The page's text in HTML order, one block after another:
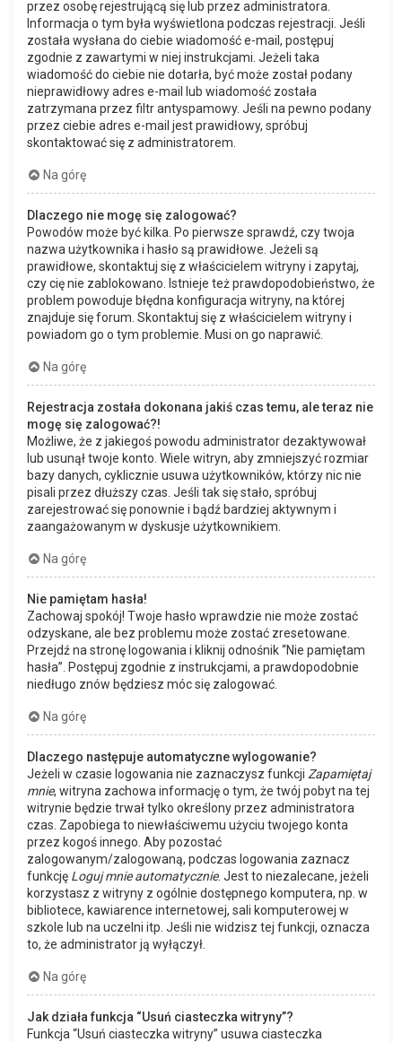
przez osobę rejestrującą się lub przez administratora.
Informacja o tym była wyświetlona podczas rejestracji. Jeśli
została wysłana do ciebie wiadomość e-mail, postępuj
zgodnie z zawartymi w niej instrukcjami. Jeżeli taka
wiadomość do ciebie nie dotarła, być może został podany
nieprawidłowy adres e-mail lub wiadomość została
zatrzymana przez filtr antyspamowy. Jeśli na pewno podany
przez ciebie adres e-mail jest prawidłowy, spróbuj
skontaktować się z administratorem.
Na górę
Dlaczego nie mogę się zalogować?
Powodów może być kilka. Po pierwsze sprawdź, czy twoja
nazwa użytkownika i hasło są prawidłowe. Jeżeli są
prawidłowe, skontaktuj się z właścicielem witryny i zapytaj,
czy cię nie zablokowano. Istnieje też prawdopodobieństwo, że
problem powoduje błędna konfiguracja witryny, na której
znajduje się forum. Skontaktuj się z właścicielem witryny i
powiadom go o tym problemie. Musi on go naprawić.
Na górę
Rejestracja została dokonana jakiś czas temu, ale teraz nie
mogę się zalogować?!
Możliwe, że z jakiegoś powodu administrator dezaktywował
lub usunął twoje konto. Wiele witryn, aby zmniejszyć rozmiar
bazy danych, cyklicznie usuwa użytkowników, którzy nic nie
pisali przez dłuższy czas. Jeśli tak się stało, spróbuj
zarejestrować się ponownie i bądź bardziej aktywnym i
zaangażowanym w dyskusje użytkownikiem.
Na górę
Nie pamiętam hasła!
Zachowaj spokój! Twoje hasło wprawdzie nie może zostać
odzyskane, ale bez problemu może zostać zresetowane.
Przejdź na stronę logowania i kliknij odnośnik “Nie pamiętam
hasła”. Postępuj zgodnie z instrukcjami, a prawdopodobnie
niedługo znów będziesz móc się zalogować.
Na górę
Dlaczego następuje automatyczne wylogowanie?
Jeżeli w czasie logowania nie zaznaczysz funkcji Zapamiętaj
mnie, witryna zachowa informację o tym, że twój pobyt na tej
witrynie będzie trwał tylko określony przez administratora
czas. Zapobiega to niewłaściwemu użyciu twojego konta
przez kogoś innego. Aby pozostać
zalogowanym/zalogowaną, podczas logowania zaznacz
funkcję Loguj mnie automatycznie. Jest to niezalecane, jeżeli
korzystasz z witryny z ogólnie dostępnego komputera, np. w
bibliotece, kawiarence internetowej, sali komputerowej w
szkole lub na uczelni itp. Jeśli nie widzisz tej funkcji, oznacza
to, że administrator ją wyłączył.
Na górę
Jak działa funkcja “Usuń ciasteczka witryny”?
Funkcja “Usuń ciasteczka witryny” usuwa ciasteczka